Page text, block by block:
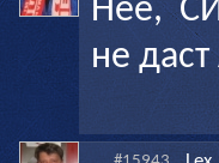
Нее,
не